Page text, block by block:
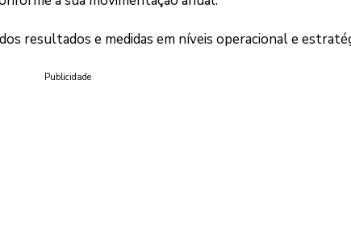
resultados e medidas em níveis operacional e
Publicidade